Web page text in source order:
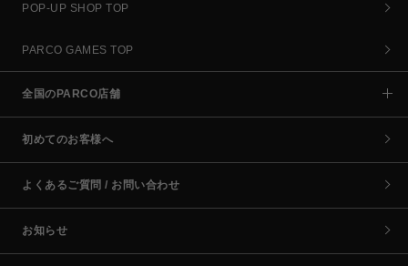
POP-UP SHOP TOP
PARCO GAMES TOP
全国のPARCO店舗
初めてのお客様へ
よくあるご質問 / お問い合わせ
お知らせ